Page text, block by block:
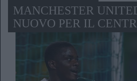
MANCHESTER
NUOVO PER IL